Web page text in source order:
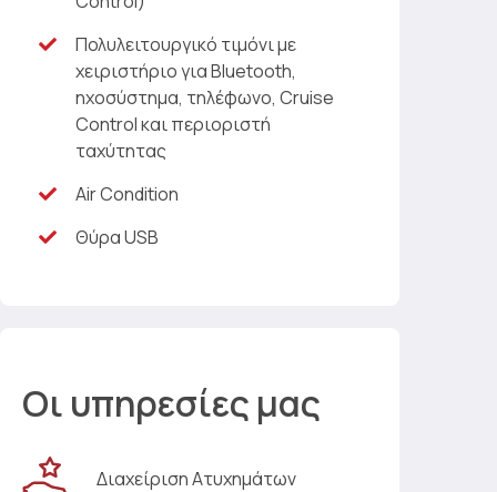
Πολυλειτουργικό τιμόνι με
χειριστήριο για Βluetooth,
ηχοσύστημα, τηλέφωνο, Cruise
Control και περιοριστή
ταχύτητας
Air Condition
Θύρα USB
Οι υπηρεσίες μας
Διαχείριση Ατυχημάτων